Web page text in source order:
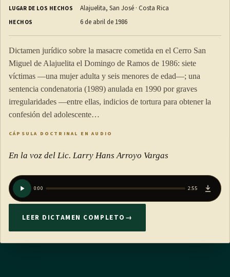
LUGAR DE LOS HECHOS Alajuelita, San José · Costa Rica
HECHOS 6 de abril de 1986
Dictamen jurídico sobre la masacre cometida en el Cerro San
Miguel de Alajuelita el Domingo de Ramos de 1986: siete
víctimas —una mujer adulta y seis menores de edad—; una
sentencia condenatoria (1989) anulada en 1990 por graves
irregularidades —entre ellas, indicios de tortura para obtener la
confesión del adolescente…
CÁPSULA DOCTRINAL EN AUDIO
En la voz del Lic. Larry Hans Arroyo Vargas
0:00 2:55
LEER DICTAMEN COMPLETO →